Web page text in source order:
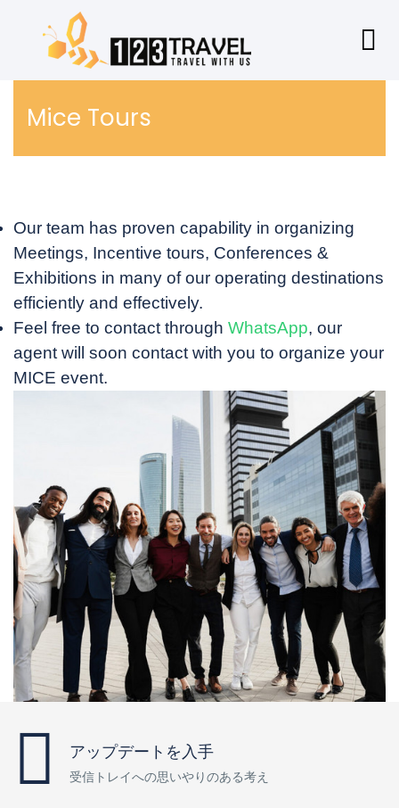
Mice Tours
Our team has proven capability in organizing
Meetings, Incentive tours, Conferences &
Exhibitions in many of our operating destinations
efficiently and effectively.
Feel free to contact through WhatsApp, our
agent will soon contact with you to organize your
MICE event.
アップデートを入手
受信トレイへの思いやりのある考え